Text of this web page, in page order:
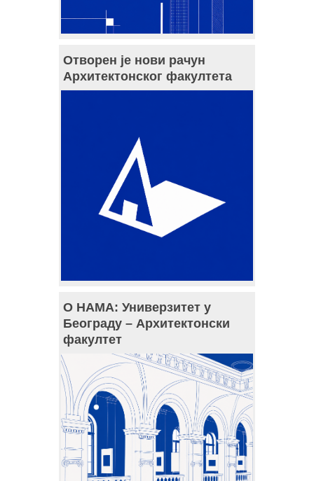
Отворен је нови рачун
Архитектонског факултета
О НАМА: Универзитет у
Београду – Архитектонски
факултет